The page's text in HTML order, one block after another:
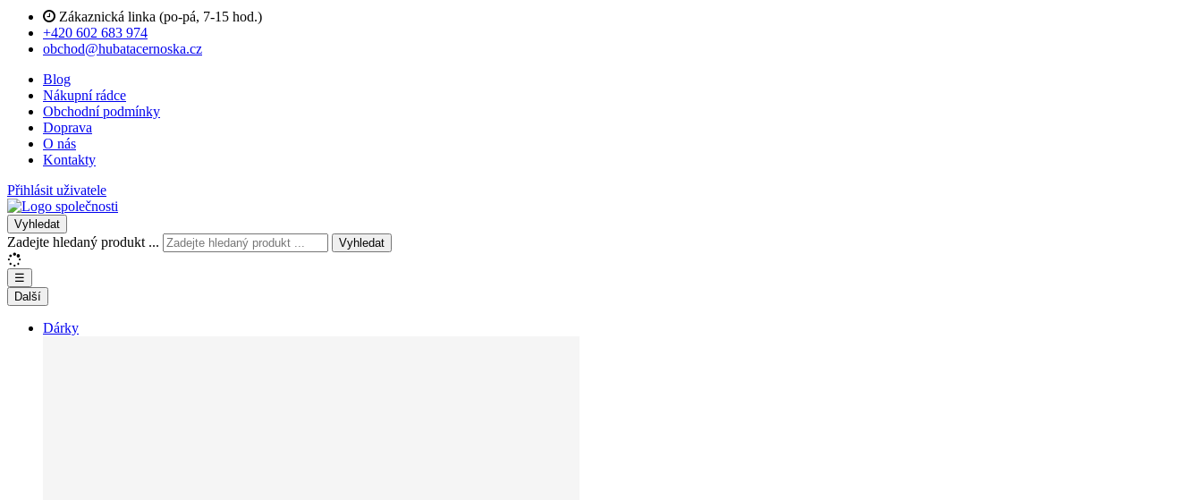
Zákaznická linka (po-pá, 7-15 hod.)
+420 602 683 974
obchod@hubatacernoska.cz
Blog
Nákupní rádce
Obchodní podmínky
Doprava
O nás
Kontakty
Přihlásit uživatele
Vyhledat
Zadejte hledaný produkt ... Vyhledat
☰
Další
Dárky